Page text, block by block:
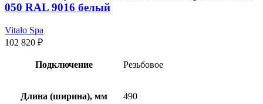
050 RAL 9016 белый
Vitalo Spa
102 820 ₽
Подключение Резьбовое
Длина (ширина), мм 490